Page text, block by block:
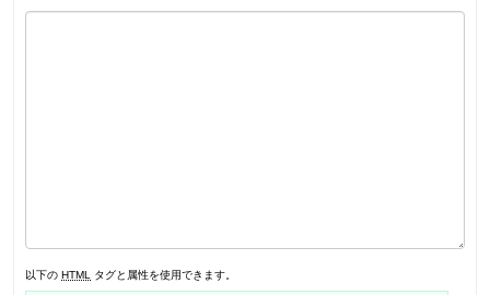
以下の HTML タグと属性を使用できます。